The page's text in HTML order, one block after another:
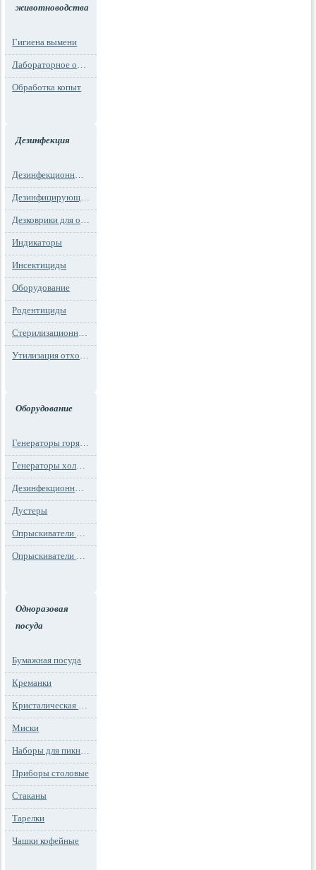
животноводства
Гигиена вымени
Лабораторное оборудование
Обработка копыт
Дезинфекция
Дезинфекционные маты
Дезинфицирующие средства
Дезковрики для обуви
Индикаторы
Инсектициды
Оборудование
Родентициды
Стерилизационная упаковка
Утилизация отходов
Оборудование
Генераторы горячего тумана
Генераторы холодного тумана
Дезинфекционные установки
Дустеры
Опрыскиватели моторные
Опрыскиватели ранцевые
Одноразовая
посуда
Бумажная посуда
Креманки
Кристалическая посуда
Миски
Наборы для пикника
Приборы столовые
Стаканы
Тарелки
Чашки кофейные